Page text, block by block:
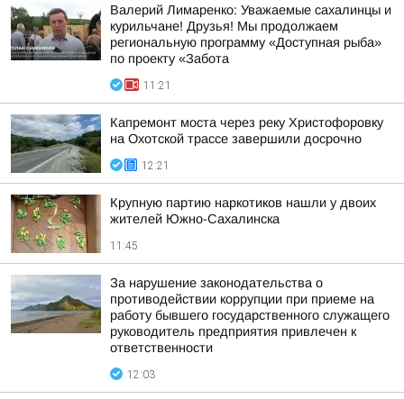
Валерий Лимаренко: Уважаемые сахалинцы и
курильчане! Друзья! Мы продолжаем
региональную программу «Доступная рыба»
по проекту «Забота
11:21
Капремонт моста через реку Христофоровку
на Охотской трассе завершили досрочно
12:21
Крупную партию наркотиков нашли у двоих
жителей Южно-Сахалинска
11:45
За нарушение законодательства о
противодействии коррупции при приеме на
работу бывшего государственного служащего
руководитель предприятия привлечен к
ответственности
12:03